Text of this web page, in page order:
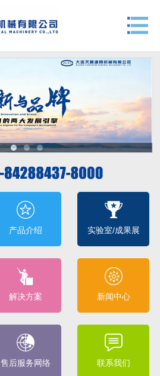
产品介绍 实验室/成果展
解决方案 新闻中心
售后服务网络 联系我们